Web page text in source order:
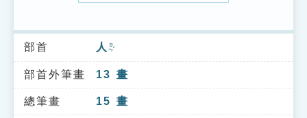
索引選單
知識索引
單字索引
部首 人 ㄖㄣˊ
部首外筆畫 13 畫
總筆畫 15 畫